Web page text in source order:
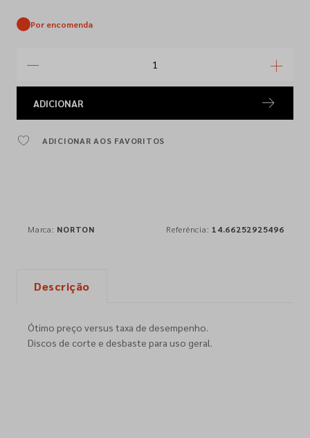
Por encomenda
ADICIONAR
ADICIONAR AOS FAVORITOS
Marca: NORTON Referência: 14.66252925496
Descrição
Ótimo preço versus taxa de desempenho.
Discos de corte e desbaste para uso geral.